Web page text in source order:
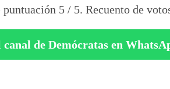
puntuación 5/ 5. Recuento de
canal de Demócratas en